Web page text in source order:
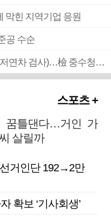
막힌 지역기업 응원
공 수순
■ 검사 신분 버리고 직급하향(10년 이하 저연차 검사)…檢 중수청행 기피
스포츠 +
’ 꿈틀댄다…거인 가
살릴까
거인단 192→2만
확보 ‘기사회생’